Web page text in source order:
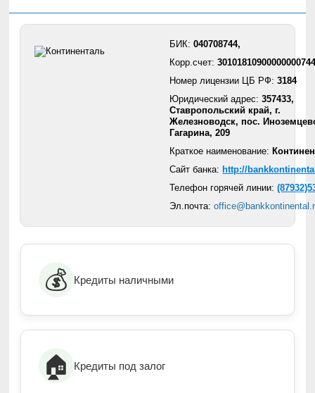
БИК:040708744,
Корр.счет:
Номер лицензии ЦБ РФ:3184
Юридический адрес:357433,
Ставропольский край, г.
Железноводск, пос.
Гагарина, 209
Краткое наименование:
Сайт банка: http://
Телефон горячей линии:
Эл.почта:
💰 Кредиты наличными
🏠 Кредиты под залог